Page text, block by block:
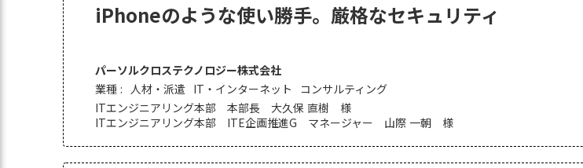
iPhoneのような使い勝手。厳格なセキュリティ
パーソルクロステクノロジー株式会社
業種 : 人材・派遣 IT・インターネット
コンサルティング
ITエンジニアリング本部 本部長 大久保 直樹 様
ITエンジニアリング本部 ITE企画推進G マネージャー 山際 一朝 様